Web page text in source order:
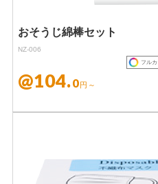
おそうじ綿棒セット
NZ-006
フル
@104.0円～